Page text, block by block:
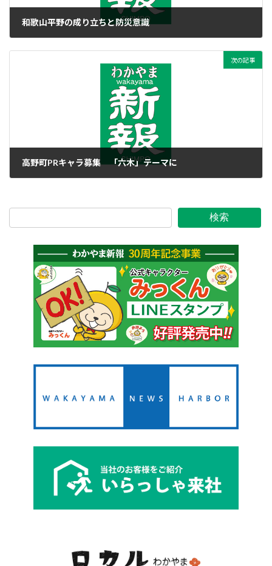
和歌山平野の成り立ちと防災意識
次の記事
高野町PRキャラ募集 「六木」テーマに
検索